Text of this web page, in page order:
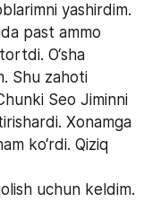
yashirdim.
past ammo
O‘sha
Shu zahoti
Seo Jiminni
Xonamga
ko‘rdi. Qiziq
uchun keldim.